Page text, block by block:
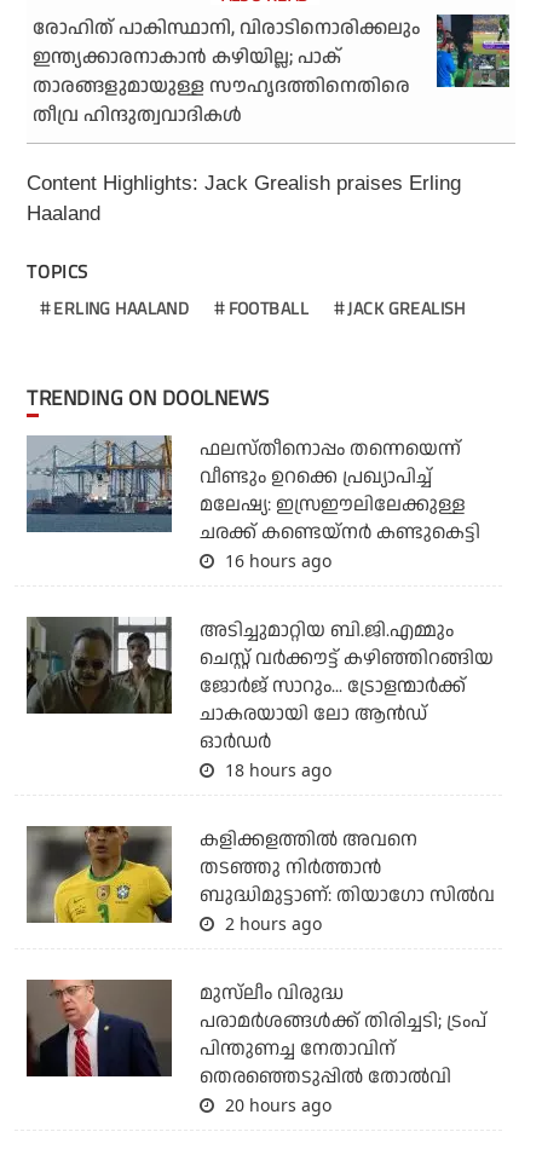
രോഹിത് പാകിസ്ഥാനി, വിരാടിനൊരിക്കലും
ഇന്ത്യക്കാരനാകാന്‍ കഴിയില്ല; പാക്
താരങ്ങളുമായുള്ള സൗഹൃദത്തിനെതിരെ
തീവ്ര ഹിന്ദുത്വവാദികള്‍
Content Highlights: Jack Grealish praises Erling
Haaland
TOPICS
ERLING HAALAND FOOTBALL JACK GREALISH
TRENDING ON DOOLNEWS
ഫലസ്തീനൊപ്പം തന്നെയെന്ന്
വീണ്ടും ഉറക്കെ പ്രഖ്യാപിച്ച്
മലേഷ്യ: ഇസ്രഈലിലേക്കുള്ള
ചരക്ക് കണ്ടെയ്‌നര്‍ കണ്ടുകെട്ടി
16 hours ago
അടിച്ചുമാറ്റിയ ബി.ജി.എമ്മും
ചെസ്റ്റ് വര്‍ക്കൗട്ട് കഴിഞ്ഞിറങ്ങിയ
ജോര്‍ജ് സാറും... ട്രോളന്മാര്‍ക്ക്
ചാകരയായി ലോ ആന്‍ഡ്
ഓര്‍ഡര്‍
18 hours ago
കളിക്കളത്തില്‍ അവനെ
തടഞ്ഞു നിര്‍ത്താന്‍
ബുദ്ധിമുട്ടാണ്: തിയാഗോ സില്‍വ
2 hours ago
മുസ്‌ലീം വിരുദ്ധ
പരാമര്‍ശങ്ങള്‍ക്ക് തിരിച്ചടി; ട്രംപ്
പിന്തുണച്ച നേതാവിന്
തെരഞ്ഞെടുപ്പില്‍ തോല്‍വി
20 hours ago